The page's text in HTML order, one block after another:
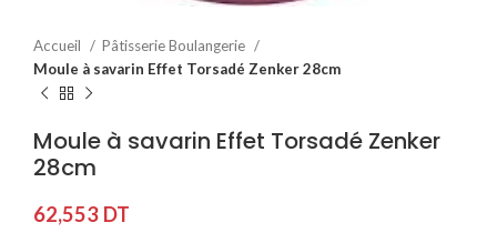
Accueil
Pâtisserie Boulangerie
Moule à savarin Effet Torsadé Zenker 28cm
Moule à savarin Effet Torsadé Zenker
28cm
62,553 DT